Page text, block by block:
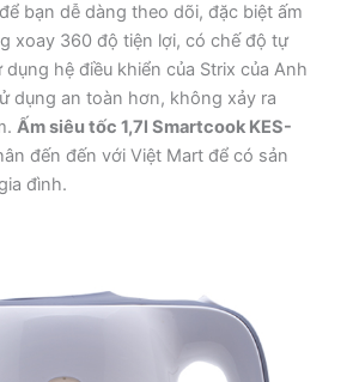
bạn dễ dàng theo dõi, đặc biệt ấm
xoay 360 độ tiện lợi, có chế độ tự
hệ điều khiển của Strix của Anh
dụng an toàn hơn, không xảy ra
Ấm siêu tốc 1,7l Smartcook KES-
đến đến với Việt Mart để có sản
đình.